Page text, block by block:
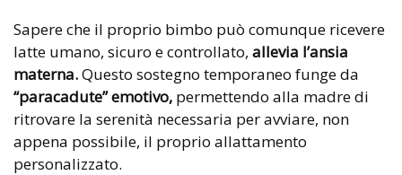
Sapere che il proprio bimbo può comunque ricevere
latte umano, sicuro e controllato, allevia l’ansia
materna.Questo sostegno temporaneo funge da
“paracadute” emotivo, permettendo alla madre di
ritrovare la serenità necessaria per avviare, non
appena possibile, il proprio allattamento
personalizzato.